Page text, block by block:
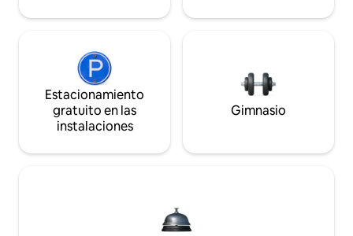
Estacionamiento
gratuito en las
instalaciones
Gimnasio